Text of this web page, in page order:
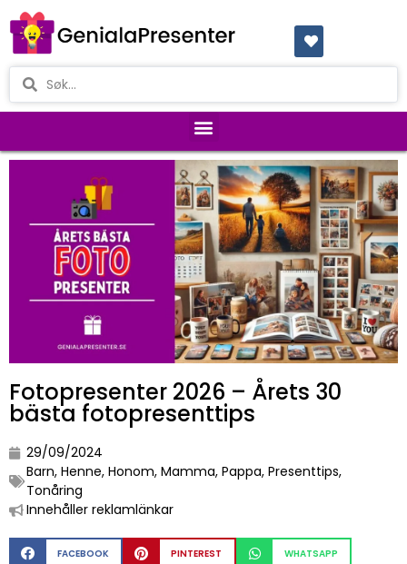
Fotopresenter 2026 – Årets 30
bästa fotopresenttips
29/09/2024
Barn, Henne, Honom, Mamma, Pappa, Presenttips,
Tonåring
Innehåller reklamlänkar
FACEBOOK PINTEREST WHATSAPP